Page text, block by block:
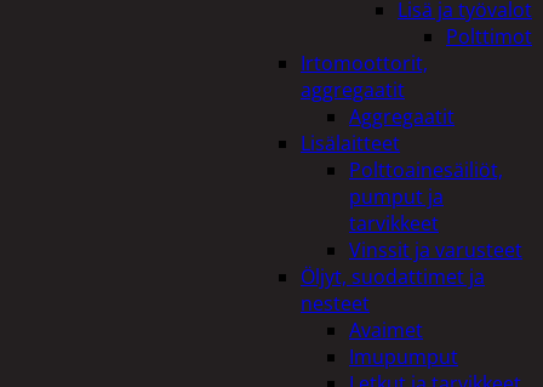
Lisä ja työvalot
Polttimot
Irtomoottorit,
aggregaatit
Aggregaatit
Lisälaitteet
Polttoainesäiliöt,
pumput ja
tarvikkeet
Vinssit ja varusteet
Öljyt, suodattimet ja
nesteet
Avaimet
Imupumput